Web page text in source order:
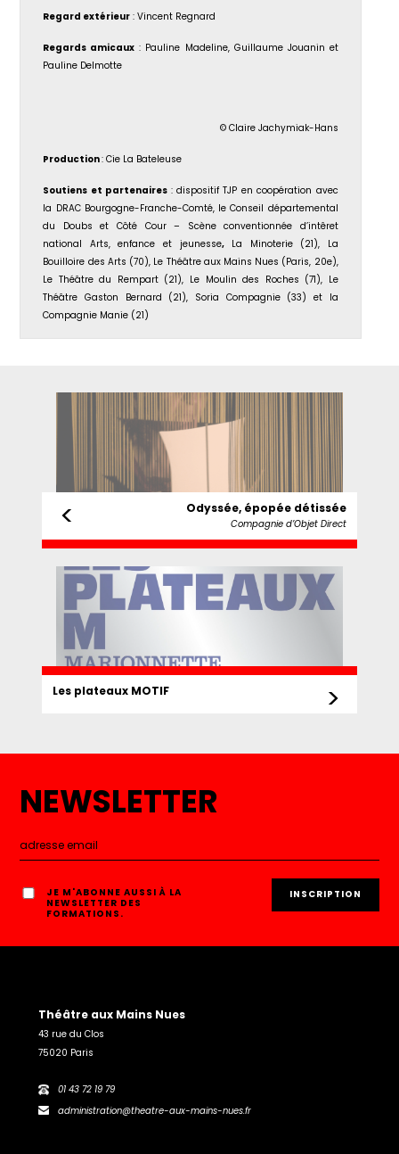
Regard extérieur : Vincent Regnard
Regards amicaux : Pauline Madeline, Guillaume Jouanin et
Pauline Delmotte
© Claire Jachymiak-Hans
Production: Cie La Bateleuse
Soutiens et partenaires : dispositif TJP en coopération avec
la DRAC Bourgogne-Franche-Comté, le Conseil départemental
du Doubs et Côté Cour – Scène conventionnée d’intêret
national Arts, enfance et jeunesse,La Minoterie (21), La
Bouilloire des Arts (70), Le Théâtre aux Mains Nues (Paris, 20e),
Le Théâtre du Rempart (21), Le Moulin des Roches (71), Le
Théâtre Gaston Bernard (21), Soria Compagnie (33) et la
Compagnie Manie (21)
Odyssée, épopée détissée
Compagnie d’Objet Direct
<
Les plateaux MOTIF >
NEWSLETTER
JE M'ABONNE AUSSI À LA
NEWSLETTER DES
FORMATIONS.
Théâtre aux Mains Nues
43 rue du Clos
75020 Paris
01 43 72 19 79
administration@theatre-aux-mains-nues.fr